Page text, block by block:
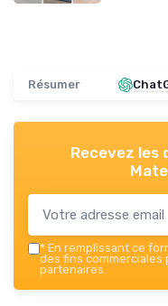
Résumer
Recevez les
* En remplissant ce
des fins commerciales
partenaires.